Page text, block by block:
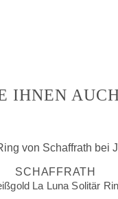
IHNEN
SCHAFFRATH
La Luna Solitär